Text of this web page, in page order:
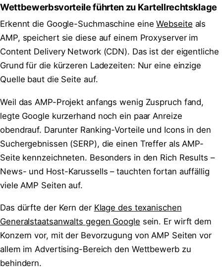
Wettbewerbsvorteile führten zu Kartellrechtsklage
Erkennt die Google-Suchmaschine eineWebseite als
AMP, speichert sie diese auf einem Proxyserver im
Content Delivery Network (CDN). Das ist der eigentliche
Grund für die kürzeren Ladezeiten: Nur eine einzige
Quelle baut die Seite auf.
Weil das AMP-Projekt anfangs wenig Zuspruch fand,
legte Google kurzerhand noch ein paar Anreize
obendrauf. Darunter Ranking-Vorteile und Icons in den
Suchergebnissen (SERP), die einen Treffer als AMP-
Seite kennzeichneten. Besonders in den Rich Results –
News- und Host-Karussells – tauchten fortan auffällig
viele AMP Seiten auf.
Das dürfte der Kern der Klage des texanischen
Generalstaatsanwalts gegen Google sein. Er wirft dem
Konzern vor, mit der Bevorzugung von AMP Seiten vor
allem im Advertising-Bereich den Wettbewerb zu
behindern.